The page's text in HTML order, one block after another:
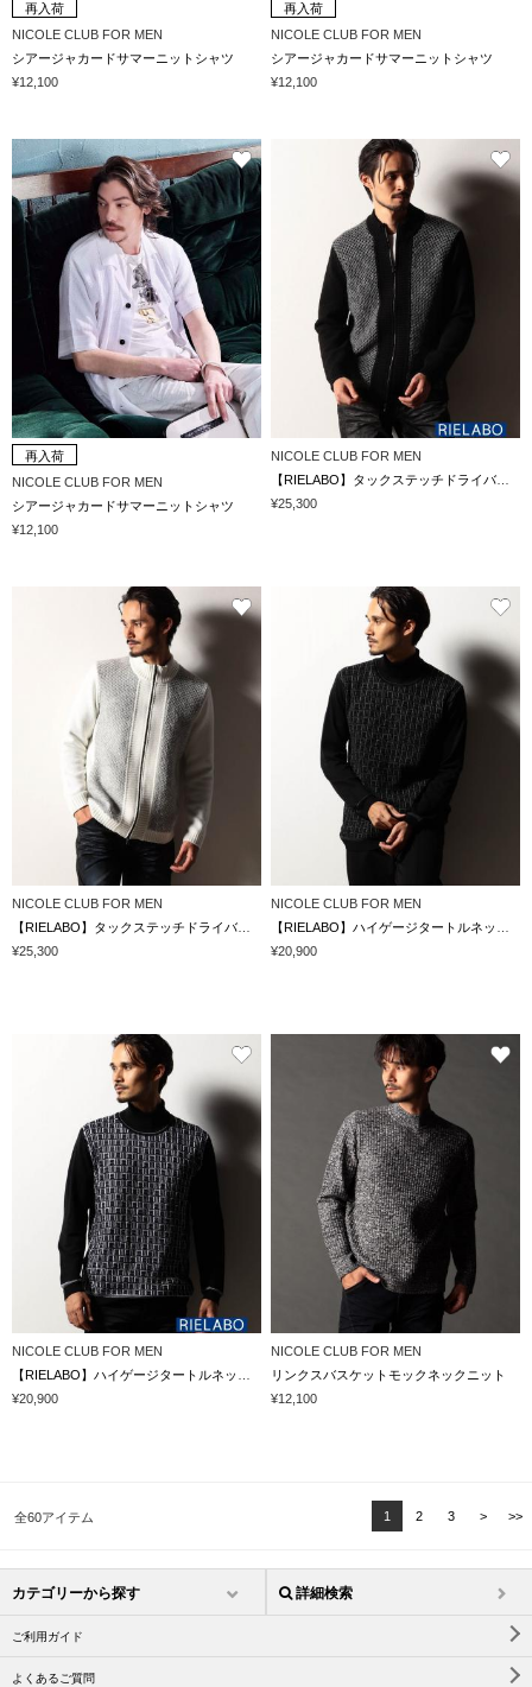
再入荷
NICOLE CLUB FOR MEN
シアージャカードサマーニットシャツ
¥12,100
再入荷
NICOLE CLUB FOR MEN
シアージャカードサマーニットシャツ
¥12,100
再入荷
NICOLE CLUB FOR MEN
シアージャカードサマーニットシャツ
¥12,100
NICOLE CLUB FOR MEN
¥25,300
NICOLE CLUB FOR MEN
¥25,300
NICOLE CLUB FOR MEN
¥20,900
NICOLE CLUB FOR MEN
¥20,900
NICOLE CLUB FOR MEN
リンクスバスケットモックネックニット
¥12,100
全60アイテム 1 2 3 > >>
カテゴリーから探す 詳細検索
ご利用ガイド
よくあるご質問